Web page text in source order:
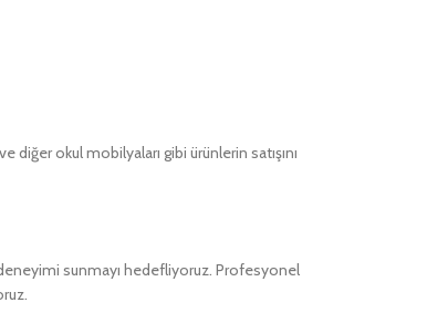
okul mobilyaları gibi ürünlerin satışını
sunmayı hedefliyoruz. Profesyonel